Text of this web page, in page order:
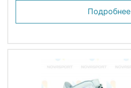
Подробнее